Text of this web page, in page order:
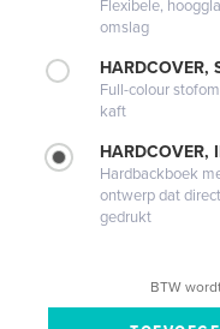
Flexibele,
omslag
HARDCOVER,
Full-colour
kaft
HARDCOVER,
Hardbackboek
ontwerp dat
gedrukt
BTW